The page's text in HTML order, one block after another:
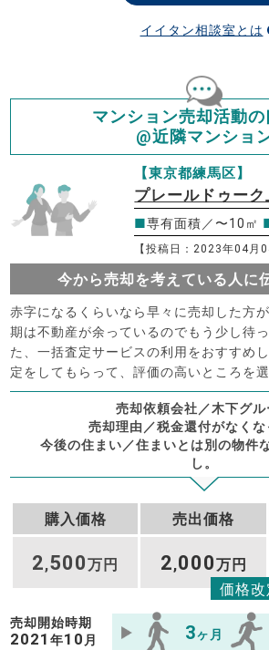
イイタン相談室とは
マンション売却活動の
@近隣マンショ
【東京都練馬区】
プレールドゥー
■専有面積／〜10㎡
【投稿日：2023年04月
今から売却を考えている人に
赤字になるくらいなら早々に売却した方
期は不動産が余っているのでもう少し待
た、一括査定サービスの利用をおすすめ
定をしてもらって、評価の高いところを選
売却依頼会社／木下グル
売却理由／税金還付がなくな
今後の住まい／住まいとは別の物件
し。
購入価格 売出価格
2,500万円 2,000万円
価格改
売却開始時期
2021年10 月 3ヶ月